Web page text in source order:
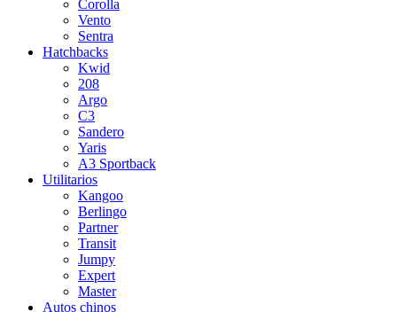
Corolla
Vento
Sentra
Hatchbacks
Kwid
208
Argo
C3
Sandero
Yaris
A3 Sportback
Utilitarios
Kangoo
Berlingo
Partner
Transit
Jumpy
Expert
Master
Autos chinos